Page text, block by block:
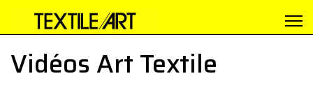
Vidéos Art Textile